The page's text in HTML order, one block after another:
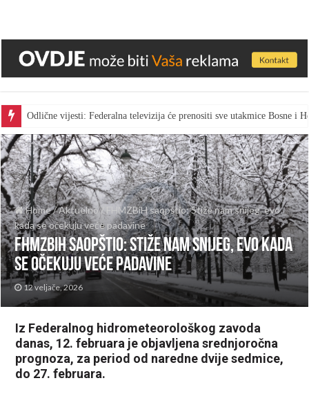
Odlične vijesti: Federalna televizija će prenositi sve utakmice Bosne i
Home/Aktuelno/
FHMZBiH saopštio: Stiže nam snijeg, evo
kada se očekuju veće padavine
FHMZBiH saopštio: Stiže nam snijeg, evo kada
se očekuju veće padavine
12 veljače, 2026
Iz Federalnog hidrometeorološkog zavoda
danas, 12. februara je objavljena srednjoročna
prognoza, za period od naredne dvije sedmice,
do 27. februara.